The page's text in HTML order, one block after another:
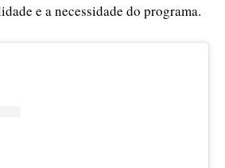
e a necessidade do programa.